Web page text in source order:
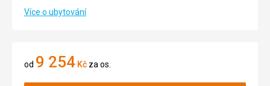
Více o ubytování
od 9 254 Kč za os.